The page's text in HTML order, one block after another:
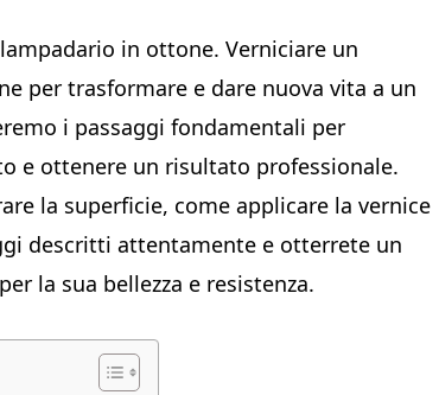
in ottone. Verniciare un
per trasformare e dare nuova vita a un
i passaggi fondamentali per
e ottenere un risultato professionale.
la superficie, come applicare la vernice
descritti attentamente e otterrete un
la sua bellezza e resistenza.